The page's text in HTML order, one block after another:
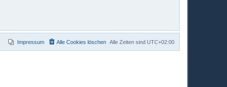
Alle Zeiten sind UTC+02:00
Alle Cookies löschen
Impressum